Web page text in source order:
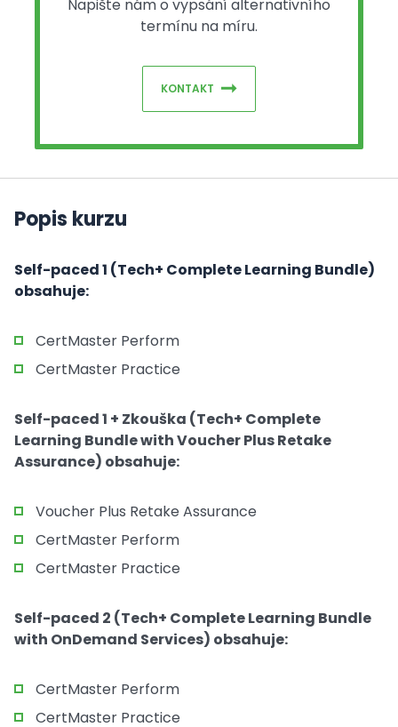
Napište nám o vypsání alternativního
termínu na míru.
KONTAKT
Popis kurzu
Self-paced 1 (Tech+ Complete Learning Bundle)
obsahuje:
CertMaster Perform
CertMaster Practice
Self-paced 1 + Zkouška (Tech+ Complete
Learning Bundle with Voucher Plus Retake
Assurance) obsahuje:
Voucher Plus Retake Assurance
CertMaster Perform
CertMaster Practice
Self-paced 2 (Tech+ Complete Learning Bundle
with OnDemand Services) obsahuje:
CertMaster Perform
CertMaster Practice